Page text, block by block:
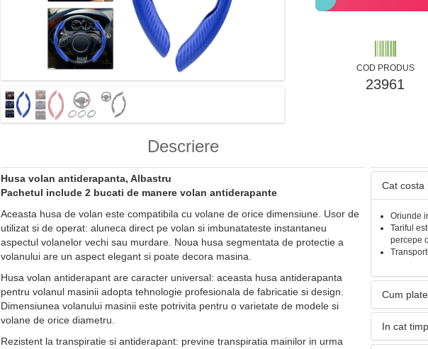
COD PRODUS
23961
Descriere
Husa volan antiderapanta, Albastru
Pachetul include 2 bucati de manere volan antiderapante
Aceasta husa de volan este compatibila cu volane de orice dimensiune. Usor de
utilizat si de operat: aluneca direct pe volan si imbunatateste instantaneu
aspectul volanelor vechi sau murdare. Noua husa segmentata de protectie a
volanului are un aspect elegant si poate decora masina.
Husa volan antiderapant are caracter universal: aceasta husa antiderapanta
pentru volanul masinii adopta tehnologie profesionala de fabricatie si design.
Dimensiunea volanului masinii este potrivita pentru o varietate de modele si
volane de orice diametru.
Rezistent la transpiratie si antiderapant: previne transpiratia mainilor in urma
Cat costa
Oriunde
Tariful
percepe
Cum
In cat